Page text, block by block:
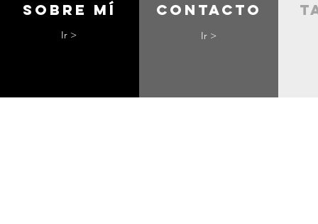
Sobre mí
Ir >
contacto
Ir >